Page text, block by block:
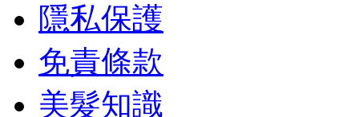
隱私保護
免責條款
美髮知識